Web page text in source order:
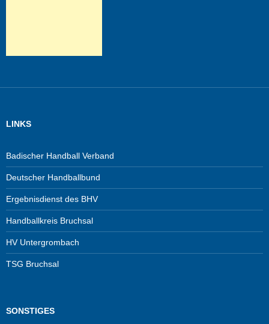
LINKS
Badischer Handball Verband
Deutscher Handballbund
Ergebnisdienst des BHV
Handballkreis Bruchsal
HV Untergrombach
TSG Bruchsal
SONSTIGES